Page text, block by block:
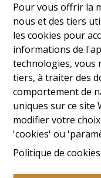
Pour vous offrir la
nous et des tiers
les cookies pour
informations de
technologies, vous
tiers, à traiter des
comportement de
uniques sur ce site
modifier votre
'cookies' ou
Politique de cookies
le confort
Conscience - Nous
maison écologique
temps de
compte de vos
solutions de
forme de maisons
énergétique. Votre
BEN avec des
l'énergie verte
d'énergie moins